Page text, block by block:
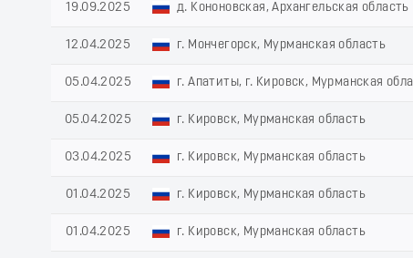
19.09.2025 д. Кононовская, Архангельская область
12.04.2025 г. Мончегорск, Мурманская область
05.04.2025 г. Апатиты, г. Кировск, Мурманская
05.04.2025 г. Кировск, Мурманская область
03.04.2025 г. Кировск, Мурманская область
01.04.2025 г. Кировск, Мурманская область
01.04.2025 г. Кировск, Мурманская область